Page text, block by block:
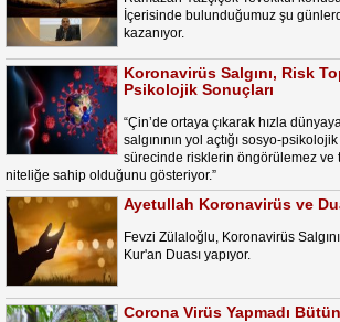
İçerisinde bulunduğumuz şu
kazanıyor.
Koronavirüs Salgını, Risk
Psikolojik Sonuçları
“Çin’de ortaya çıkarak hızla
salgınının yol açtığı sosyo-
sürecinde risklerin öngörülemez ve
niteliğe sahip olduğunu gösteriyor.”
Ayetullah Koronavirüs ve
Fevzi Zülaloğlu, Koronavirüs
Kur'an Duası yapıyor.
Corona Virüs Yapmadı